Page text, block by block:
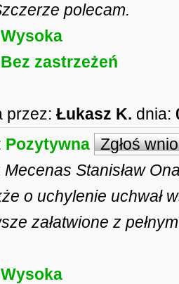
polecam.
Wysoka
Bez zastrzeżeń
przez: Łukasz K. dnia:
Pozytywna Zgłoś
Mecenas Stanisław
o uchylenie uchwał
załatwione z
Wysoka